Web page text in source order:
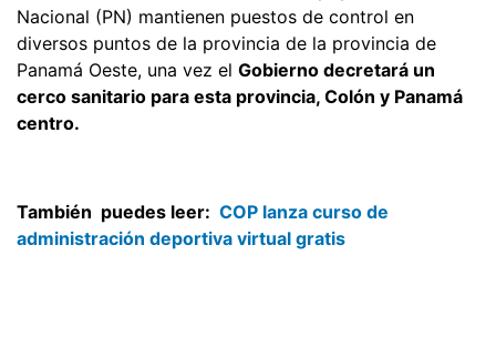
Nacional (PN) mantienen puestos de control en
diversos puntos de la provincia de la provincia de
Panamá Oeste, una vez el Gobierno decretará un
cerco sanitario para esta provincia, Colón y Panamá
centro.
También puedes leer: COP lanza curso de
administración deportiva virtual gratis